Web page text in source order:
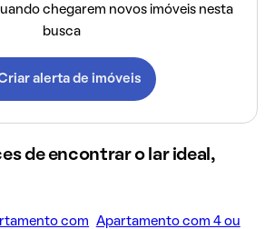
chegarem novos imóveis nesta
busca
alerta de imóveis
de encontrar o lar ideal,
com
Apartamento com 4 ou